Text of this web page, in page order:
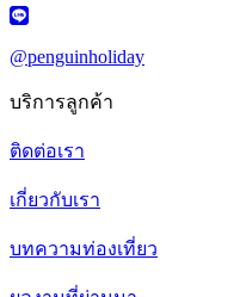
@penguinholiday
บริการลูกค้า
ติดต่อเรา
เกี่ยวกับเรา
บทความท่องเที่ยว